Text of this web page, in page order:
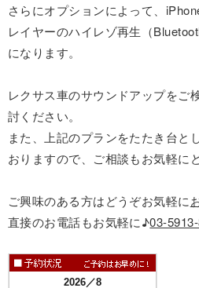
さらにオプションによって、
レイヤーのハイレゾ再生（
になります。
レクサス車のサウンドアップをご
討ください。
また、上記のプランをたたき台と
おりますので、ご相談もお気軽にど
ご興味のある方はどうぞお気軽に
直接のお電話もお気軽に♪03-